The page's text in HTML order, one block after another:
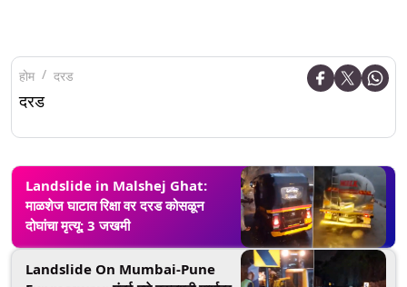
होम दरड
दरड
Landslide in Malshej Ghat:
माळशेज घाटात रिक्षा वर दरड कोसळून
दोघांचा मृत्यू; 3 जखमी
Landslide On Mumbai-Pune